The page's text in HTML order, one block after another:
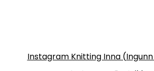
Instagram Knitting Inna